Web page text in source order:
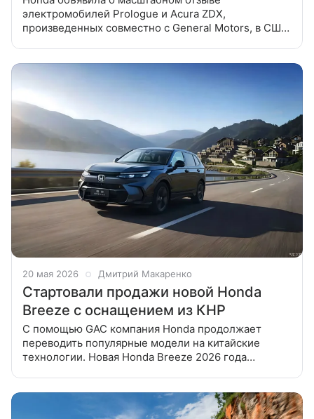
электромобилей Prologue и Acura ZDX,
произведенных совместно с General Motors, в США
20 мая 2026 Дмитрий Макаренко
Стартовали продажи новой Honda
Breeze с оснащением из КНР
С помощью GAC компания Honda продолжает
переводить популярные модели на китайские
технологии. Новая Honda Breeze 2026 года